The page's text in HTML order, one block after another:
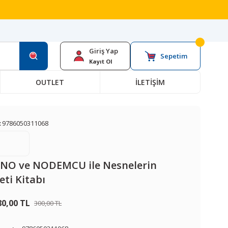
Giriş Yap
Kayıt Ol
Sepetim
OUTLET İLETİŞİM
9786050311068
ve NODEMCU ile Nesnelerin
Kitabı
TL 300,00 TL